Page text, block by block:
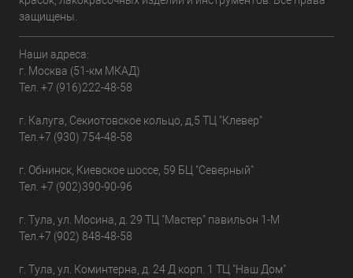
защищены.
Наши адреса:
г. Москва (51-км МКАД)
Тел. +7 (916)222-48-58
г. Калуга, Секиотовское кольцо, д,5 ТЦ "Клевер"
Тел. +7 (930) 754-48-58
г. Обнинск, Киевское шоссе, 59 БЦ "Северный"
Тел. +7 (902)390-90-96
г. Тула, ул. Мосина, д. 29 ТЦ "Мастер" павильон 1-М
Тел. +7 (902) 848-48-58
г. Тула, ул. Коминтерна, д. 24 Д корп. 1 ТЦ "Наш Дом"